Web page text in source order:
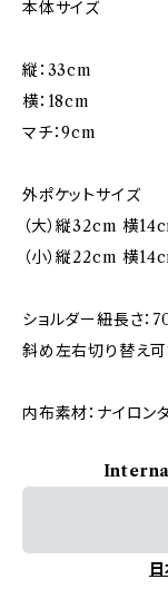
本体サイズ
縦：33cm
横：18cm
マチ：9cm
外ポケットサイズ
（大）縦32cm 横
（小）縦22cm 横
ショルダー紐長さ：
斜め左右切り替え
内布素材：ナイロン